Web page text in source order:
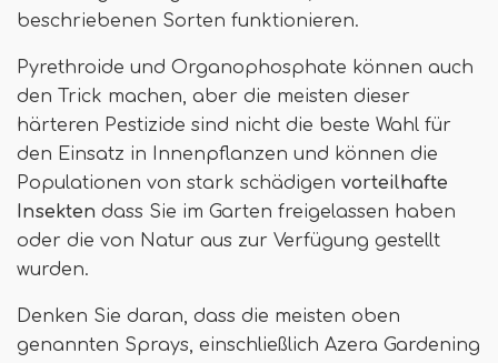
beschriebenen Sorten funktionieren.
Pyrethroide und Organophosphate können auch
den Trick machen, aber die meisten dieser
härteren Pestizide sind nicht die beste Wahl für
den Einsatz in Innenpflanzen und können die
Populationen von stark schädigen vorteilhafte
Insekten dass Sie im Garten freigelassen haben
oder die von Natur aus zur Verfügung gestellt
wurden.
Denken Sie daran, dass die meisten oben
genannten Sprays, einschließlich Azera Gardening